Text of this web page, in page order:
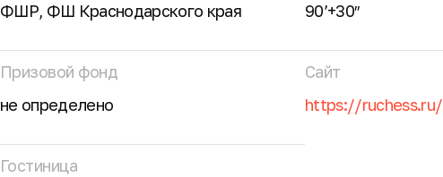
ФШР, ФШ Краснодарского края
90’+30″
Призовой фонд
не определено
Сайт
https://ruchess.ru/
Гостиница